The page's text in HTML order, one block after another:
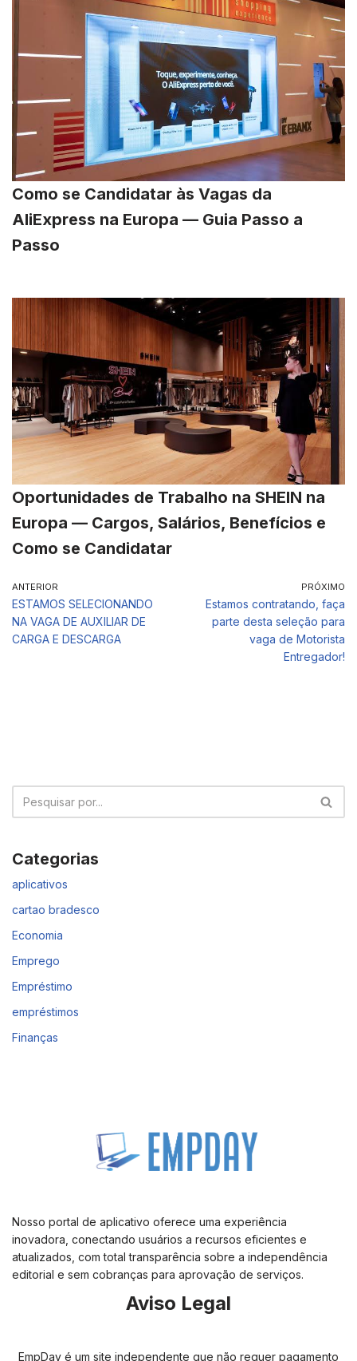
Como se Candidatar às Vagas da
AliExpress na Europa — Guia Passo a
Passo
Oportunidades de Trabalho na SHEIN na
Europa — Cargos, Salários, Benefícios e
Como se Candidatar
ANTERIOR
ESTAMOS SELECIONANDO
NA VAGA DE AUXILIAR DE
CARGA E DESCARGA
PRÓXIMO
Estamos contratando, faça
parte desta seleção para
vaga de Motorista
Entregador!
Categorias
aplicativos
cartao bradesco
Economia
Emprego
Empréstimo
empréstimos
Finanças
Nosso portal de aplicativo oferece uma experiência
inovadora, conectando usuários a recursos eficientes e
atualizados, com total transparência sobre a independência
editorial e sem cobranças para aprovação de serviços.
Aviso Legal
EmpDay é um site independente que não requer pagamento